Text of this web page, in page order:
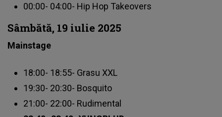
00:00- 04:00- Hip Hop Takeovers
Sâmbătă, 19 iulie 2025
Mainstage
18:00- 18:55- Grasu XXL
19:30- 20:30- Bosquito
21:00- 22:00- Rudimental